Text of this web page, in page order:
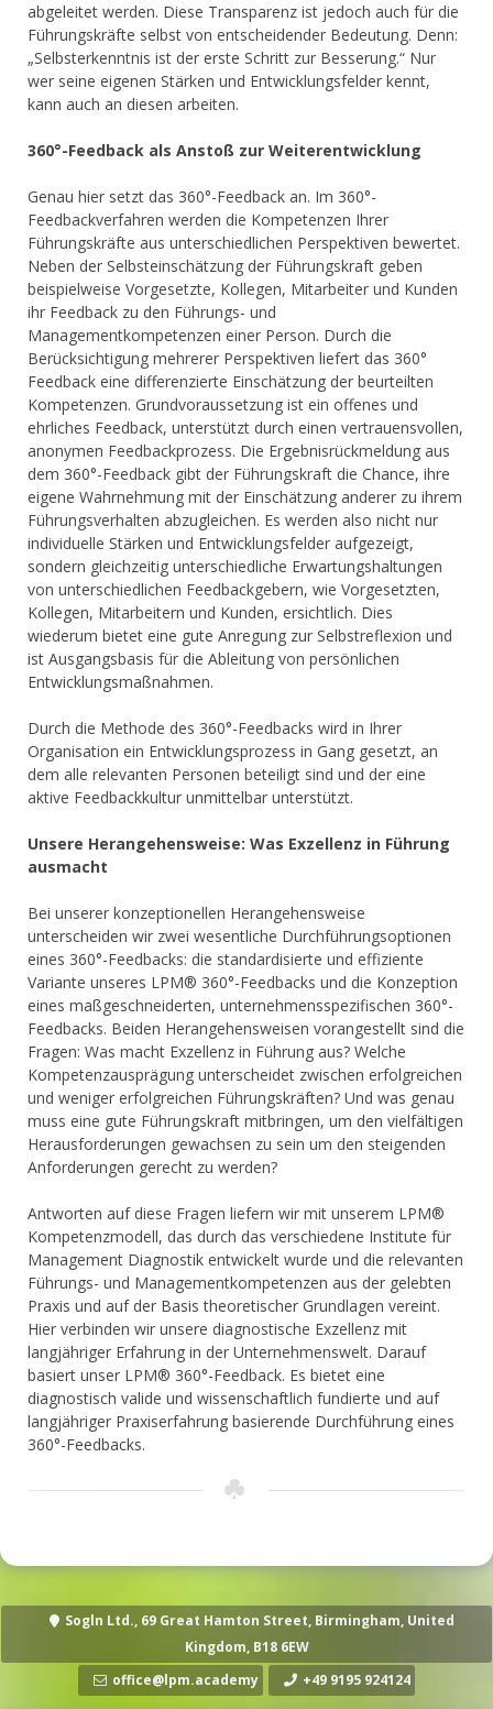
abgeleitet werden. Diese Transparenz ist jedoch auch für die
Führungskräfte selbst von entscheidender Bedeutung. Denn:
„Selbsterkenntnis ist der erste Schritt zur Besserung.“ Nur
wer seine eigenen Stärken und Entwicklungsfelder kennt,
kann auch an diesen arbeiten.
360°-Feedback als Anstoß zur Weiterentwicklung
Genau hier setzt das 360°-Feedback an. Im 360°-
Feedbackverfahren werden die Kompetenzen Ihrer
Führungskräfte aus unterschiedlichen Perspektiven bewertet.
Neben der Selbsteinschätzung der Führungskraft geben
beispielweise Vorgesetzte, Kollegen, Mitarbeiter und Kunden
ihr Feedback zu den Führungs- und
Managementkompetenzen einer Person. Durch die
Berücksichtigung mehrerer Perspektiven liefert das 360°
Feedback eine differenzierte Einschätzung der beurteilten
Kompetenzen. Grundvoraussetzung ist ein offenes und
ehrliches Feedback, unterstützt durch einen vertrauensvollen,
anonymen Feedbackprozess. Die Ergebnisrückmeldung aus
dem 360°-Feedback gibt der Führungskraft die Chance, ihre
eigene Wahrnehmung mit der Einschätzung anderer zu ihrem
Führungsverhalten abzugleichen. Es werden also nicht nur
individuelle Stärken und Entwicklungsfelder aufgezeigt,
sondern gleichzeitig unterschiedliche Erwartungshaltungen
von unterschiedlichen Feedbackgebern, wie Vorgesetzten,
Kollegen, Mitarbeitern und Kunden, ersichtlich. Dies
wiederum bietet eine gute Anregung zur Selbstreflexion und
ist Ausgangsbasis für die Ableitung von persönlichen
Entwicklungsmaßnahmen.
Durch die Methode des 360°-Feedbacks wird in Ihrer
Organisation ein Entwicklungsprozess in Gang gesetzt, an
dem alle relevanten Personen beteiligt sind und der eine
aktive Feedbackkultur unmittelbar unterstützt.
Unsere Herangehensweise: Was Exzellenz in Führung
ausmacht
Bei unserer konzeptionellen Herangehensweise
unterscheiden wir zwei wesentliche Durchführungsoptionen
eines 360°-Feedbacks: die standardisierte und effiziente
Variante unseres LPM® 360°-Feedbacks und die Konzeption
eines maßgeschneiderten, unternehmensspezifischen 360°-
Feedbacks. Beiden Herangehensweisen vorangestellt sind die
Fragen: Was macht Exzellenz in Führung aus? Welche
Kompetenzausprägung unterscheidet zwischen erfolgreichen
und weniger erfolgreichen Führungskräften? Und was genau
muss eine gute Führungskraft mitbringen, um den vielfältigen
Herausforderungen gewachsen zu sein um den steigenden
Anforderungen gerecht zu werden?
Antworten auf diese Fragen liefern wir mit unserem LPM®
Kompetenzmodell, das durch das verschiedene Institute für
Management Diagnostik entwickelt wurde und die relevanten
Führungs- und Managementkompetenzen aus der gelebten
Praxis und auf der Basis theoretischer Grundlagen vereint.
Hier verbinden wir unsere diagnostische Exzellenz mit
langjähriger Erfahrung in der Unternehmenswelt. Darauf
basiert unser LPM® 360°-Feedback. Es bietet eine
diagnostisch valide und wissenschaftlich fundierte und auf
langjähriger Praxiserfahrung basierende Durchführung eines
360°-Feedbacks.
Sogln Ltd., 69 Great Hamton Street, Birmingham, United
Kingdom, B18 6EW
office@lpm.academy
+49 9195 924124‬